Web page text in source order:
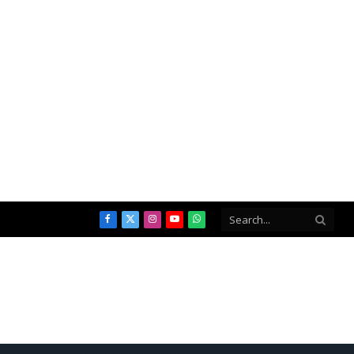
Facebook
X
Instagram
YouTubeWhatsApp